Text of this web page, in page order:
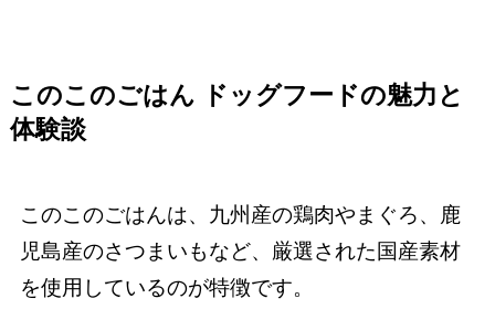
このこのごはん ドッグフードの魅力と
体験談
このこのごはんは、九州産の鶏肉やまぐろ、鹿
児島産のさつまいもなど、厳選された国産素材
を使用しているのが特徴です。